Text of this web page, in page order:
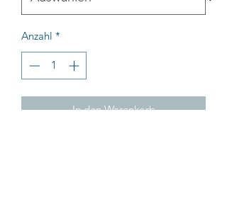
Anzahl *
In den Warenkorb